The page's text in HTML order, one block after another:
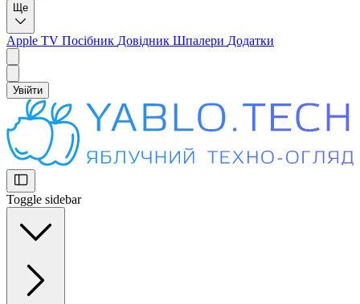
Ще
Apple TV Посібник Довідник Шпалери Додатки
Увійти
Toggle sidebar